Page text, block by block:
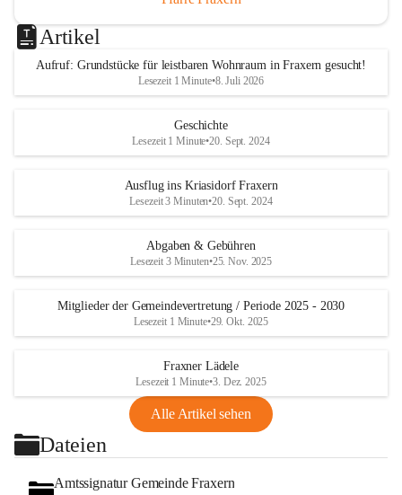
Artikel
Aufruf: Grundstücke für leistbaren Wohnraum in Fraxern gesucht!
Lesezeit 1 Minute•8. Juli 2026
Geschichte
Lesezeit 1 Minute•20. Sept. 2024
Ausflug ins Kriasidorf Fraxern
Lesezeit 3 Minuten•20. Sept. 2024
Abgaben & Gebühren
Lesezeit 3 Minuten•25. Nov. 2025
Mitglieder der Gemeindevertretung / Periode 2025 - 2030
Lesezeit 1 Minute•29. Okt. 2025
Fraxner Lädele
Lesezeit 1 Minute•3. Dez. 2025
Alle Artikel sehen
Dateien
Amtssignatur Gemeinde Fraxern